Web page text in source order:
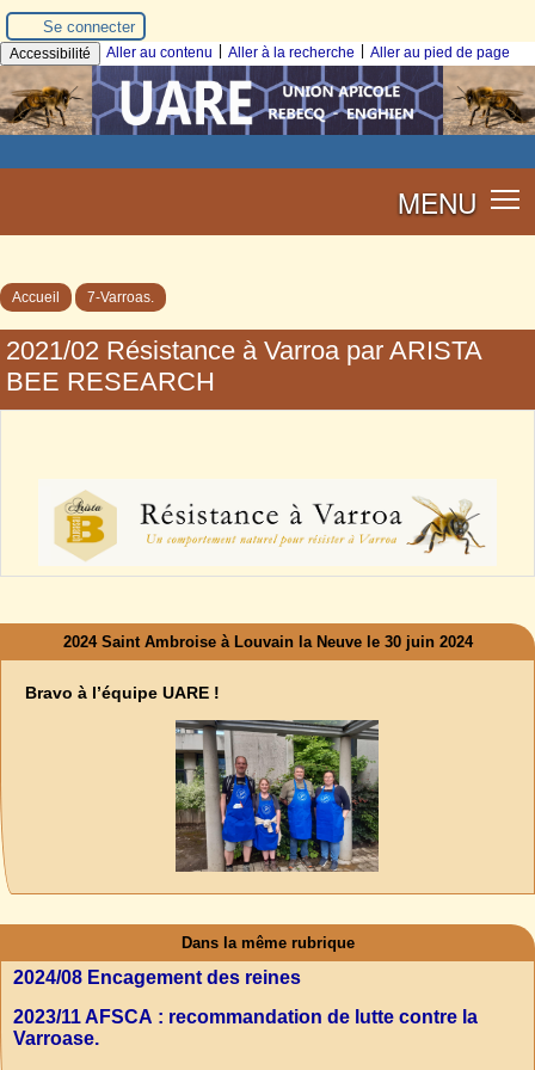
Se connecter
Accessibilité Aller au contenu Aller à la recherche Aller au pied de page
MENU
Accueil 7-Varroas.
2021/02 Résistance à Varroa par ARISTA
BEE RESEARCH
2024 Saint Ambroise à Louvain la Neuve le 30 juin 2024
Bravo à l’équipe UARE !
Dans la même rubrique
2024/08 Encagement des reines
2023/11 AFSCA : recommandation de lutte contre la
Varroase.